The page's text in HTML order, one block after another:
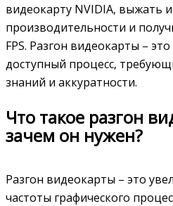
видеокарту NVIDIA‚ выжать
производительности и
FPS. Разгон видеокарты –
доступный процесс‚
знаний и аккуратности.
Что такое разгон
зачем он нужен?
Разгон видеокарты – это
частоты графического